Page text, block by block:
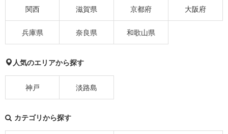
関西 滋賀県 京都府 大阪府
兵庫県 奈良県 和歌山県
人気のエリアから探す
神戸 淡路島
カテゴリから探す